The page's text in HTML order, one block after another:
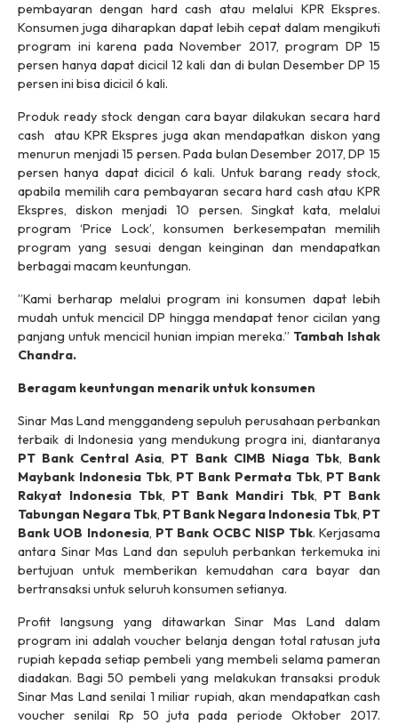
pembayaran dengan hard cash atau melalui KPR Ekspres.
Konsumen juga diharapkan dapat lebih cepat dalam mengikuti
program ini karena pada November 2017, program DP 15
persen hanya dapat dicicil 12 kali dan di bulan Desember DP 15
persen ini bisa dicicil 6 kali.
Produk ready stock dengan cara bayar dilakukan secara hard
cash
atau KPR Ekspres juga akan mendapatkan diskon yang
menurun menjadi 15 persen. Pada bulan Desember 2017, DP 15
persen hanya dapat dicicil 6 kali. Untuk barang ready stock,
apabila memilih cara pembayaran secarahard cash atau KPR
Ekspres, diskon menjadi 10 persen. Singkat kata, melalui
program ‘Price Lock’, konsumen berkesempatan memilih
program yang sesuai dengan keinginan dan mendapatkan
berbagai macam keuntungan.
’’Kami berharap melalui program ini konsumen dapat lebih
mudah untuk mencicil DP hingga mendapat tenor cicilan yang
panjang untuk mencicil hunian impian mereka.” Tambah Ishak
Chandra.
Beragam keuntungan menarik untuk konsumen
Sinar Mas Land menggandeng sepuluh perusahaan perbankan
terbaik di Indonesia yang mendukung progra ini, diantaranya
PT Bank Central Asia, PT Bank CIMB Niaga Tbk, Bank
Maybank Indonesia Tbk, PT Bank Permata Tbk, PT Bank
Rakyat Indonesia Tbk, PT Bank Mandiri Tbk, PT Bank
Tabungan Negara Tbk, PT Bank Negara Indonesia Tbk, PT
Bank UOB Indonesia, PT Bank OCBC NISP Tbk. Kerjasama
antara Sinar Mas Land dan sepuluh perbankan terkemuka ini
bertujuan untuk memberikan kemudahan cara bayar dan
bertransaksi untuk seluruh konsumen setianya.
Profit langsung yang ditawarkan Sinar Mas Land dalam
program ini adalah voucher belanja dengan total ratusan juta
rupiah kepada setiap pembeli yang membeli selama pameran
diadakan. Bagi 50 pembeli yang melakukan transaksi produk
Sinar Mas Land senilai 1 miliar rupiah, akan mendapatkan cash
voucher senilai Rp 50 juta pada periode Oktober 2017.